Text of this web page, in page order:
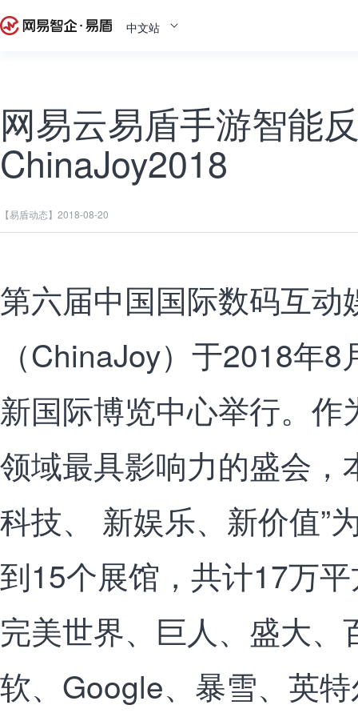
中文站
网易云易盾手游智能
ChinaJoy2018
【易盾动态】 2018-08-20
第六届中国国际数码互动
（ChinaJoy）于2018年
新国际博览中心举行。
领域最具影响力的盛会，
科技、 新娱乐、新价值”
到15个展馆，共计17万
完美世界、巨人、盛大
软、Google、暴雪、英